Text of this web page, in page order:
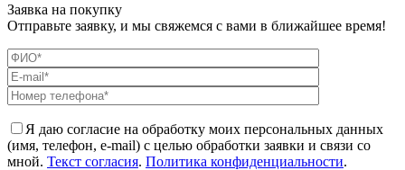
Заявка на покупку
Отправьте заявку, и мы свяжемся с вами в ближайшее время!
Я даю согласие на обработку моих персональных данных
(имя, телефон, e-mail) с целью обработки заявки и связи со
мной. Текст согласия. Политика конфиденциальности.